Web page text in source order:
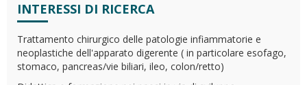
INTERESSI DI RICERCA
Trattamento chirurgico delle patologie infiammatorie e
neoplastiche dell'apparato digerente ( in particolare esofago,
stomaco, pancreas/vie biliari, ileo, colon/retto)